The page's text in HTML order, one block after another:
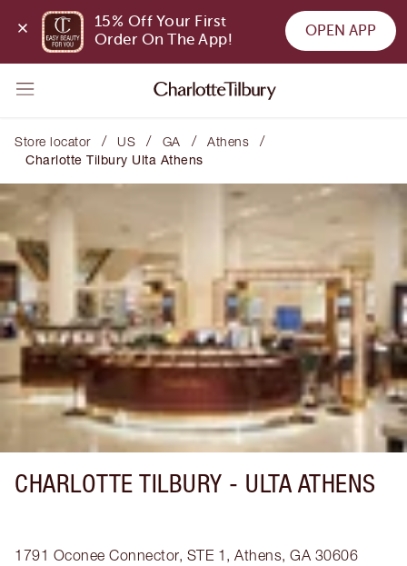
15% Off Your First
Order On The App!
OPEN APP
Store locator / US / GA / Athens /
Charlotte Tilbury Ulta Athens
CHARLOTTE TILBURY - ULTA ATHENS
1791 Oconee Connector, STE 1, Athens, GA 30606